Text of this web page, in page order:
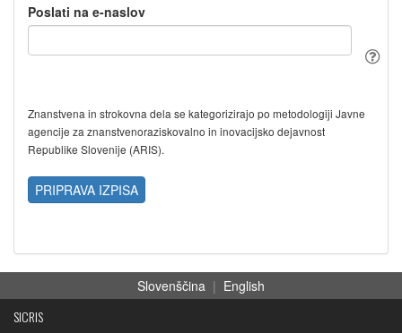
Poslati na e-naslov
Znanstvena in strokovna dela se kategorizirajo po metodologiji Javne
agencije za znanstvenoraziskovalno in inovacijsko dejavnost
Republike Slovenije (ARIS).
PRIPRAVA IZPISA
Slovenščina | English
SICRIS